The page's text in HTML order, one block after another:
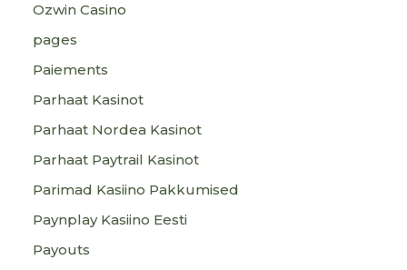
Ozwin Casino
pages
Paiements
Parhaat Kasinot
Parhaat Nordea Kasinot
Parhaat Paytrail Kasinot
Parimad Kasiino Pakkumised
Paynplay Kasiino Eesti
Payouts